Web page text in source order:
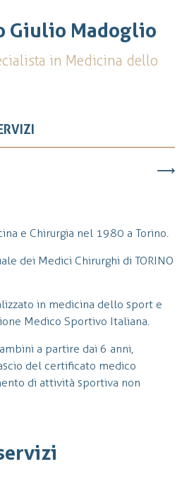
Giulio Madoglio
in Medicina dello
e Chirurgia nel 1980 a Torino.
dei Medici Chirurghi di TORINO
in medicina dello sport e
Medico Sportivo Italiana.
a partire dai 6 anni,
del certificato medico
di attività sportiva non